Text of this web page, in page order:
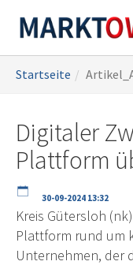
Hauptinhalt
sind
Startseite
Digitaler
Plattform
30-09-2024 13:32
Kreis Gütersloh
Plattform rund um
Unternehmen, der